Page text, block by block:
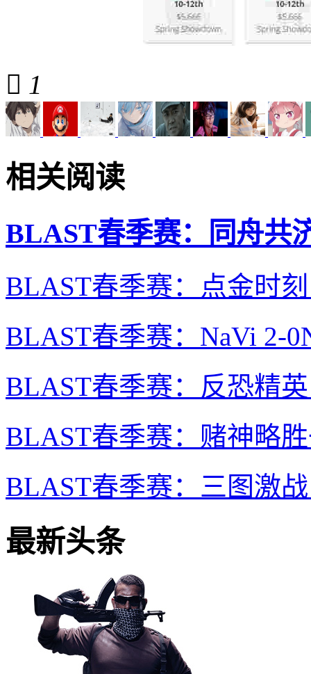
 1
相关阅读
BLAST春季赛：同舟共
BLAST春季赛：点金时
BLAST春季赛：NaVi 2-
BLAST春季赛：反恐精
BLAST春季赛：赌神略
BLAST春季赛：三图激
最新头条